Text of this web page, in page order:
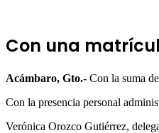
Con una
Acámbaro, Gto.- Con la suma
Con la presencia personal
Verónica Orozco Gutiérrez,